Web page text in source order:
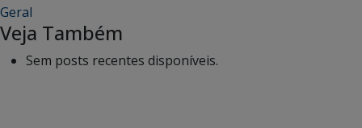
Geral
Veja Também
Sem posts recentes disponíveis.